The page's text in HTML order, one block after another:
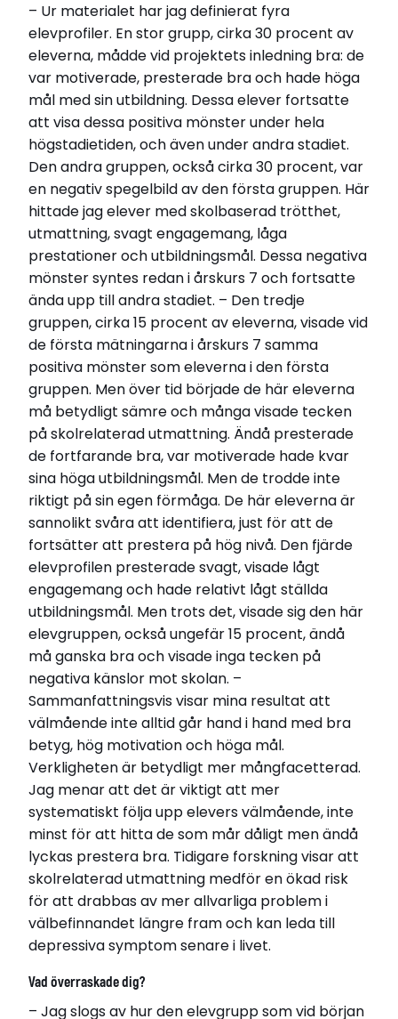
– Ur materialet har jag definierat fyra
elevprofiler. En stor grupp, cirka 30 procent av
eleverna, mådde vid projektets inledning bra: de
var motiverade, presterade bra och hade höga
mål med sin utbildning. Dessa elever fortsatte
att visa dessa positiva mönster under hela
högstadietiden, och även under andra stadiet.
Den andra gruppen, också cirka 30 procent, var
en negativ spegelbild av den första gruppen. Här
hittade jag elever med skolbaserad trötthet,
utmattning, svagt engagemang, låga
prestationer och utbildningsmål. Dessa negativa
mönster syntes redan i årskurs 7 och fortsatte
ända upp till andra stadiet. – Den tredje
gruppen, cirka 15 procent av eleverna, visade vid
de första mätningarna i årskurs 7 samma
positiva mönster som eleverna i den första
gruppen. Men över tid började de här eleverna
må betydligt sämre och många visade tecken
på skolrelaterad utmattning. Ändå presterade
de fortfarande bra, var motiverade hade kvar
sina höga utbildningsmål. Men de trodde inte
riktigt på sin egen förmåga. De här eleverna är
sannolikt svåra att identifiera, just för att de
fortsätter att prestera på hög nivå. Den fjärde
elevprofilen presterade svagt, visade lågt
engagemang och hade relativt lågt ställda
utbildningsmål. Men trots det, visade sig den här
elevgruppen, också ungefär 15 procent, ändå
må ganska bra och visade inga tecken på
negativa känslor mot skolan. –
Sammanfattningsvis visar mina resultat att
välmående inte alltid går hand i hand med bra
betyg, hög motivation och höga mål.
Verkligheten är betydligt mer mångfacetterad.
Jag menar att det är viktigt att mer
systematiskt följa upp elevers välmående, inte
minst för att hitta de som mår dåligt men ändå
lyckas prestera bra. Tidigare forskning visar att
skolrelaterad utmattning medför en ökad risk
för att drabbas av mer allvarliga problem i
välbefinnandet längre fram och kan leda till
depressiva symptom senare i livet.
Vad överraskade dig?
– Jag slogs av hur den elevgrupp som vid början